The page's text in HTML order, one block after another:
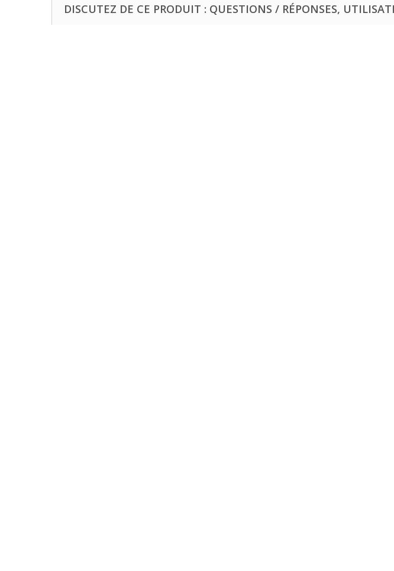
DISCUTEZ DE CE PRODUIT : QUESTIONS / RÉPONSES,